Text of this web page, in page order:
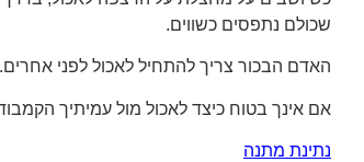
שכולם נתפסים כשווים.
האדם הבכור צריך להתחיל לאכול לפני אחרים.
אם אינך בטוח כיצד לאכול מול עמיתיך
נתינת מתנה